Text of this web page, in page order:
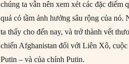
chúng ta vẫn nên xem xét các đặc điểm
quả có tầm ảnh hưởng sâu rộng của
ta thấy cho đến nay, và trở thành vết
chiến Afghanistan đối với Liên Xô,
Putin – và của chính Putin.